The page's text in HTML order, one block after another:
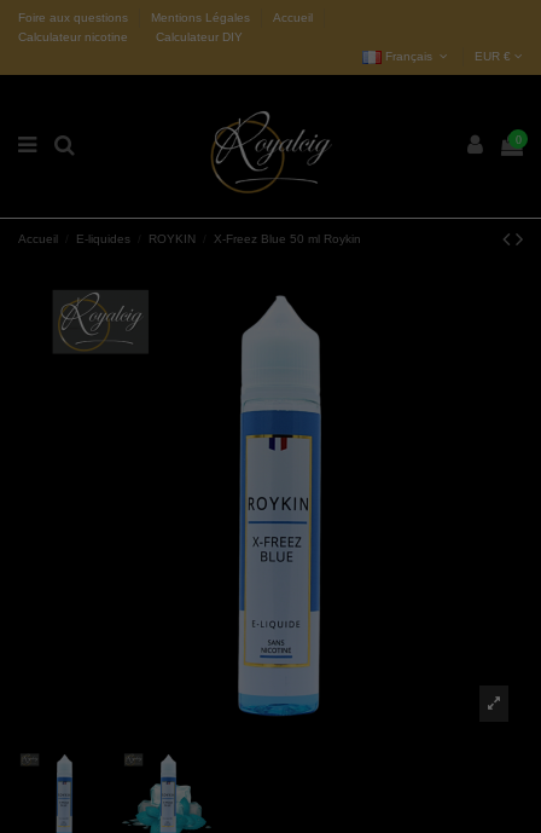
Foire aux questions Mentions Légales
Accueil
Calculateur nicotine
Calculateur DIY
Français
EUR €
0
Accueil E-liquides ROYKIN X-Freez Blue 50 ml Roykin